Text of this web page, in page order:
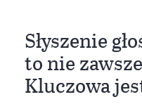
Słyszenie
to nie
Kluczowa